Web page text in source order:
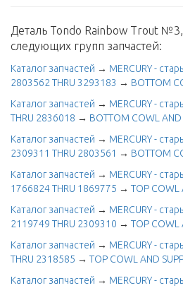
Деталь Tondo Rainbow Trout №3,
следующих групп запчастей:
Каталог запчастей → MERCURY -
2803562 THRU 3293183 → BOTTOM
Каталог запчастей → MERCURY -
THRU 2836018 → BOTTOM COWL AND
Каталог запчастей → MERCURY -
2309311 THRU 2803561 → BOTTOM
Каталог запчастей → MERCURY -
1766824 THRU 1869775 → TOP COWL
Каталог запчастей → MERCURY -
2119749 THRU 2309310 → TOP COWL
Каталог запчастей → MERCURY -
THRU 2318585 → TOP COWL AND
Каталог запчастей → MERCURY -